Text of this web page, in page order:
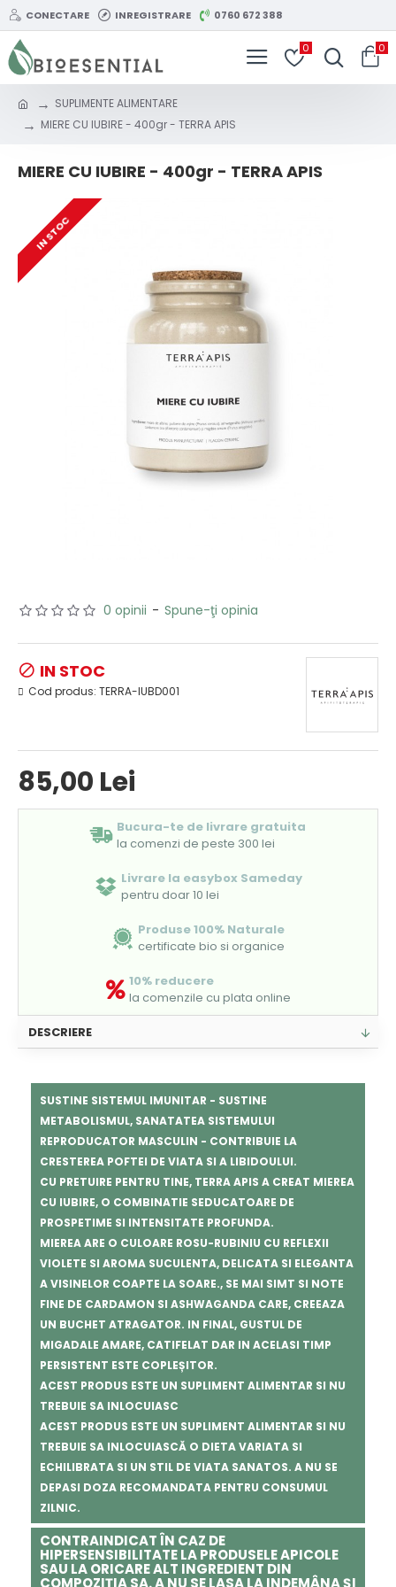
CONECTARE INREGISTRARE 0760 672 388
0 0
SUPLIMENTE ALIMENTARE
MIERE CU IUBIRE - 400gr - TERRA APIS
MIERE CU IUBIRE - 400gr - TERRA APIS
IN STOC
0 opinii - Spune-ţi opinia
85,00 Lei
IN STOC
Cod produs: TERRA-IUBD001
Bucura-te de livrare gratuita
la comenzi de peste 300 lei
Livrare la easybox Sameday
pentru doar 10 lei
Produse 100% Naturale
certificate bio si organice
10% reducere
la comenzile cu plata online
DESCRIERE
SUSTINE SISTEMUL IMUNITAR - SUSTINE
METABOLISMUL, SANATATEA SISTEMULUI
REPRODUCATOR MASCULIN - CONTRIBUIE LA
CRESTEREA POFTEI DE VIATA SI A LIBIDOULUI.
CU PRETUIRE PENTRU TINE, TERRA APIS A CREAT MIEREA
CU IUBIRE, O COMBINATIE SEDUCATOARE DE
PROSPETIME SI INTENSITATE PROFUNDA.
MIEREA ARE O CULOARE ROSU-RUBINIU CU REFLEXII
VIOLETE SI AROMA SUCULENTA, DELICATA SI ELEGANTA
A VISINELOR COAPTE LA SOARE., SE MAI SIMT SI NOTE
FINE DE CARDAMON SI ASHWAGANDA CARE, CREEAZA
UN BUCHET ATRAGATOR. IN FINAL, GUSTUL DE
MIGADALE AMARE, CATIFELAT DAR IN ACELASI TIMP
PERSISTENT ESTE COPLEȘITOR.
ACEST PRODUS ESTE UN SUPLIMENT ALIMENTAR SI NU
TREBUIE SA INLOCUIASC
ACEST PRODUS ESTE UN SUPLIMENT ALIMENTAR SI NU
TREBUIE SA INLOCUIASCĂ O DIETA VARIATA SI
ECHILIBRATA SI UN STIL DE VIATA SANATOS. A NU SE
DEPASI DOZA RECOMANDATA PENTRU CONSUMUL
ZILNIC.
CONTRAINDICAT ÎN CAZ DE
HIPERSENSIBILITATE LA PRODUSELE APICOLE
SAU LA ORICARE ALT INGREDIENT DIN
COMPOZIȚIA SA. A NU SE LASALA INDEMÂNAȘI